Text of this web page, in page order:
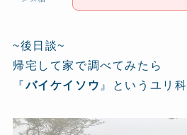
~後日談~
帰宅して家で調べてみたら
『バイケイソウ 』というユリ